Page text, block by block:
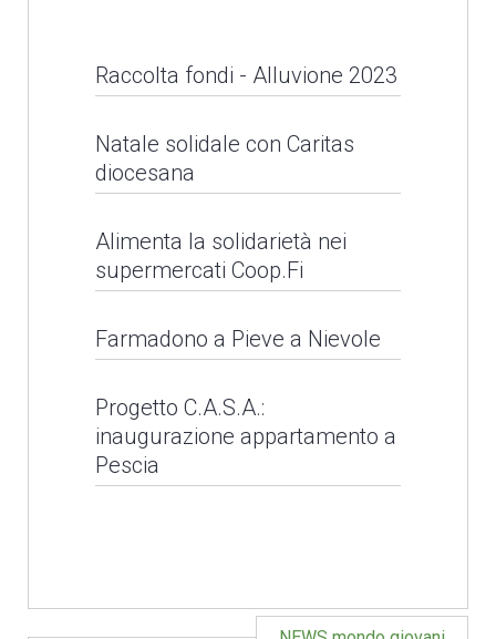
Raccolta fondi - Alluvione 2023
Raccolta fondi -
Alluvione 2023
LEGGI NEWS
Natale solidale con Caritas
diocesana
Alimenta la solidarietà nei
supermercati Coop.Fi
Alimenta la solidarietà
Coop.Fi
LEGGI NEWS
Farmadono a Pieve a Nievole
Farmadono a Pieve a
Nievole
Progetto C.A.S.A.:
inaugurazione appartamento a
Pescia